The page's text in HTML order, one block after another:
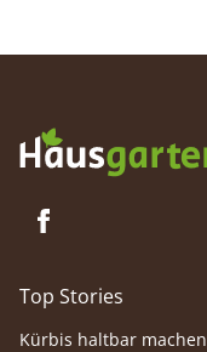
Top Stories
Kürbis haltbar machen